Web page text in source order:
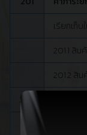
เรียกเก็บ
201.1 สิน
201.2 สิ
202
ค่าภาร